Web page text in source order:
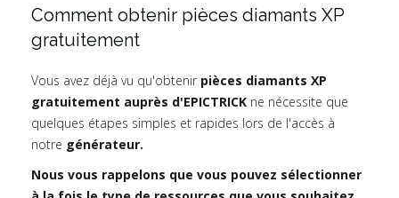
Comment obtenir pièces diamants XP
gratuitement
Vous avez déjà vu qu'obtenir pièces diamants XP
gratuitement auprès d'EPICTRICK ne nécessite que
quelques étapes simples et rapides lors de l'accès à
notre générateur.
Nous vous rappelons que vous pouvez sélectionner